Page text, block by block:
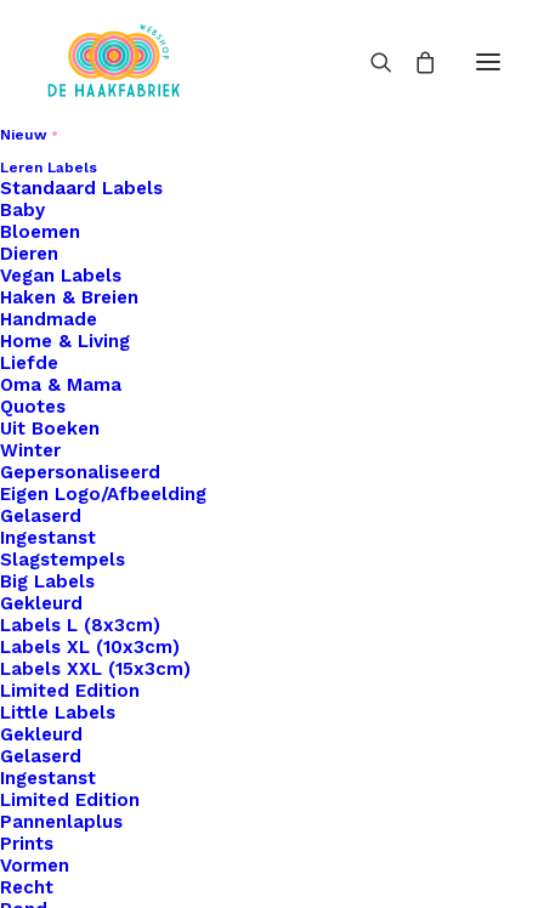
Nieuw
Leren Labels
Standaard Labels
Baby
Bloemen
Dieren
Vegan Labels
Haken & Breien
Handmade
Home & Living
Liefde
Oma & Mama
Quotes
Uit Boeken
Winter
Gepersonaliseerd
Eigen Logo/Afbeelding
Gelaserd
Ingestanst
Slagstempels
Big Labels
Gekleurd
Labels L (8x3cm)
Labels XL (10x3cm)
Labels XXL (15x3cm)
Limited Edition
Little Labels
Gekleurd
Gelaserd
Ingestanst
Limited Edition
Pannenlaplus
Prints
Vormen
Recht
Home
Haken & Breien
Scheepjes Catona Petrol Blue 400
Scheepjes Catona
Petrol Blue 400
€